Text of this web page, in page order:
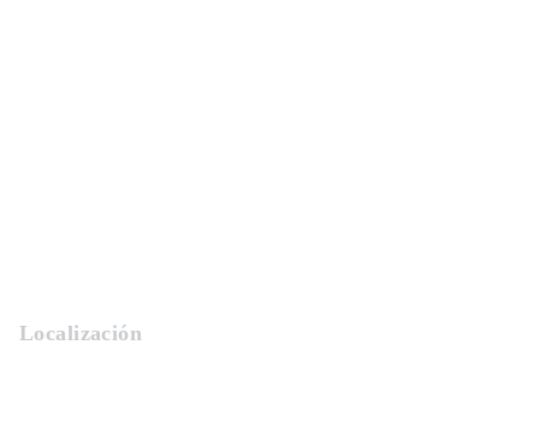
Localización